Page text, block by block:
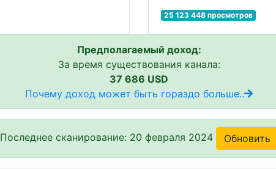
25 123 448 просмотров
Предполагаемый доход:
За время существования канала:
37 686 USD
Почему доход может быть гораздо больше..
Последнее сканирование: 20 февраля 2024 Обновить